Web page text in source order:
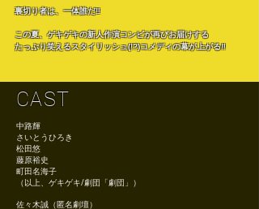
裏切り者は、一体誰だ‼️
この夏、ゲキゲキの新人作演コンビが再びお届けする
たっぷり笑えるスタイリッシュ(!?)コメディの幕が上がる‼️
CAST
中路輝
さいとうひろき
松田悠
藤原裕史
町田名海子
（以上、ゲキゲキ/劇団「劇団」）
佐々木誠（匿名劇壇）